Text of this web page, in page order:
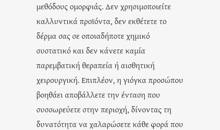
μεθόδους ομορφιάς. Δεν χρησιμοποιείτε
καλλυντικά προϊόντα, δεν εκθέτετε το
δέρμα σας σε οποιαδήποτε χημικό
συστατικό και δεν κάνετε καμία
παρεμβατική θεραπεία ή αισθητική
χειρουργική. Επιπλέον, η γιόγκα προσώπου
βοηθάει αποβάλλετε την ένταση που
συσσωρεύετε στην περιοχή, δίνοντας τη
δυνατότητα να χαλαρώσετε κάθε φορά που